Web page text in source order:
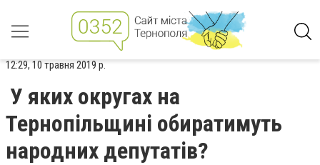
12:29, 10 травня 2019 р.
У яких округах на
Тернопільщині обиратимуть
народних депутатів?